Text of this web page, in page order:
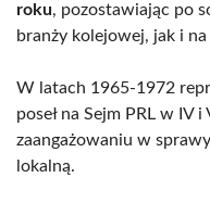
roku, pozostawiając po
branży kolejowej, jak i
W latach 1965-1972
poseł na Sejm PRL w IV
zaangażowaniu w
lokalną.